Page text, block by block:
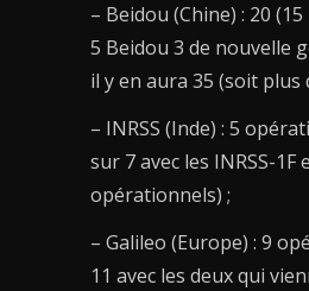
– Beidou (Chine) : 20
5 Beidou 3 de nouvelle
il y en aura 35 (soit plus
– INRSS (Inde) : 5
sur 7 avec les INRSS-1F
opérationnels) ;
– Galileo (Europe) : 9
11 avec les deux qui